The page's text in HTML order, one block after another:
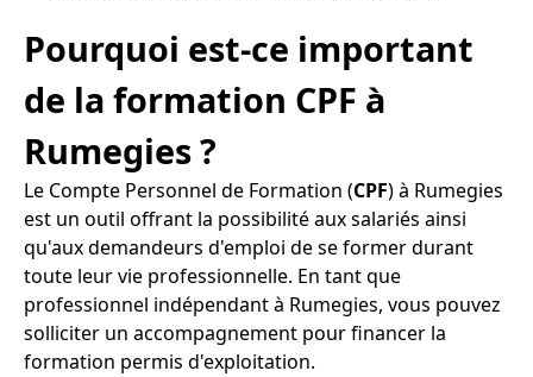
Pourquoi est-ce important
de la formation CPF à
Rumegies ?
Le Compte Personnel de Formation (CPF) à Rumegies
est un outil offrant la possibilité aux salariés ainsi
qu'aux demandeurs d'emploi de se former durant
toute leur vie professionnelle. En tant que
professionnel indépendant à Rumegies, vous pouvez
solliciter un accompagnement pour financer la
formation permis d'exploitation.